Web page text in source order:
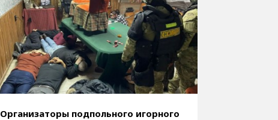
Организаторы подпольного игорного